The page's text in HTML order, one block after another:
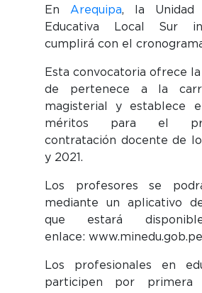
En Arequipa, la Unidad
Educativa Local Sur
cumplirá con el
Esta convocatoria ofrece
de pertenece a la
magisterial
y establece
méritos para el
contratación docente de
y 2021.
Los profesores se
mediante un aplicativo
que estará
enlace:
Los profesionales en
participen por primera